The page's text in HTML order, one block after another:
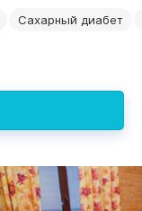
Сахарный диабет